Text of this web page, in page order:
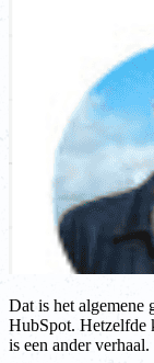
Dat is het algemene
HubSpot. Hetzelfde
is een ander verhaal.